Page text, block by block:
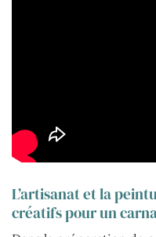
L’artisanat et la
créatifs pour un